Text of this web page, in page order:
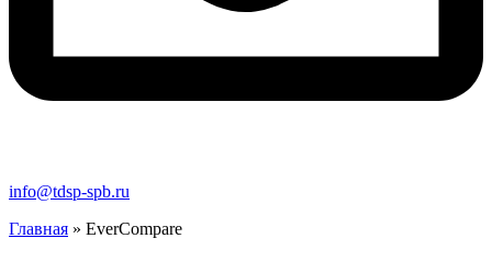
info@tdsp-spb.ru
Главная » EverCompare